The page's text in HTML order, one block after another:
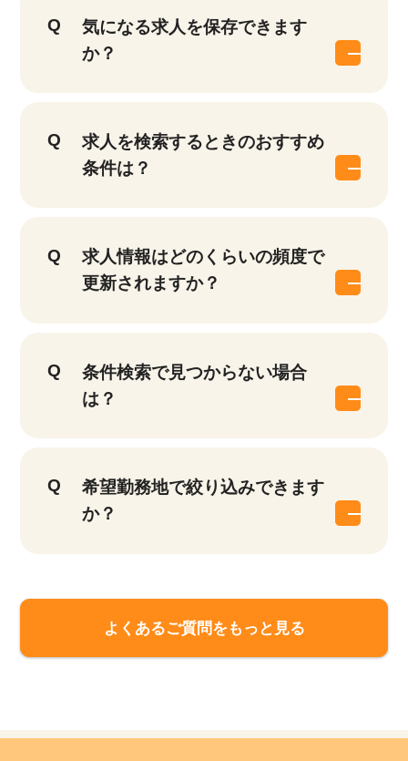
気になる求人を保存できます
か？
求人を検索するときのおすすめ
条件は？
求人情報はどのくらいの頻度で
更新されますか？
条件検索で見つからない場合
は？
希望勤務地で絞り込みできます
か？
よくあるご質問をもっと見る